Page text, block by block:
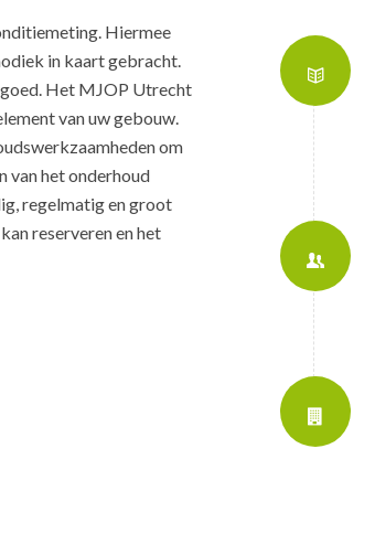
Hiermee
in kaart gebracht.
Het MJOP Utrecht
van uw gebouw.
om
van het onderhoud
regelmatig en groot
reserveren en het